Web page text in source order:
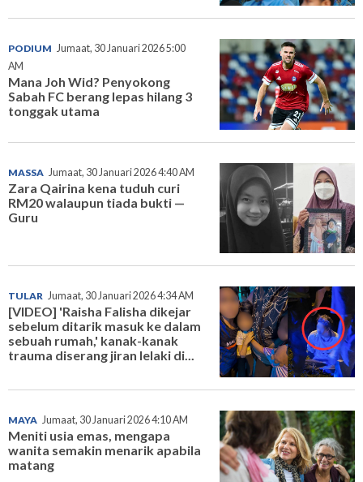
PODIUM Jumaat, 30 Januari 2026 5:00
AM
Mana Joh Wid? Penyokong
Sabah FC berang lepas hilang 3
tonggak utama
MASSA Jumaat, 30 Januari 2026 4:40 AM
Zara Qairina kena tuduh curi
RM20 walaupun tiada bukti —
Guru
TULAR Jumaat, 30 Januari 2026 4:34 AM
[VIDEO] 'Raisha Falisha dikejar
sebelum ditarik masuk ke dalam
sebuah rumah,' kanak-kanak
trauma diserang jiran lelaki di...
MAYA Jumaat, 30 Januari 2026 4:10 AM
Meniti usia emas, mengapa
wanita semakin menarik apabila
matang